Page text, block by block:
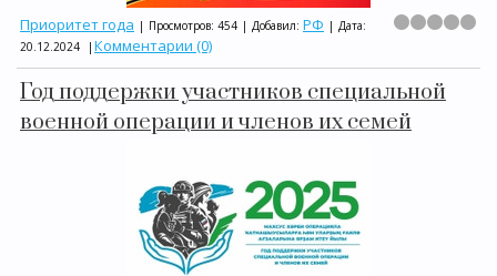
Приоритет года | Просмотров: 454 | Добавил: РФ | Дата:
20.12.2024
| Комментарии (0)
Год поддержки участников специальной
военной операции и членов их семей